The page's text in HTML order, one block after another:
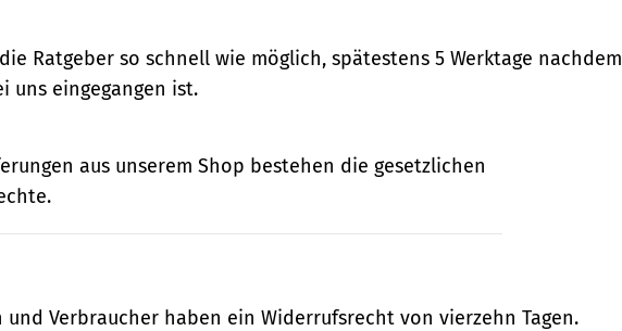
Ratgeber so schnell wie möglich, spätestens 5 Werktage nachdem
uns eingegangen ist.
aus unserem Shop bestehen die gesetzlichen
Verbraucher haben ein Widerrufsrecht von vierzehn Tagen.